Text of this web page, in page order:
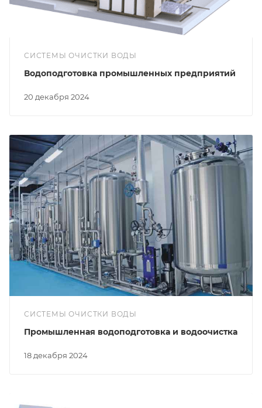
СИСТЕМЫ ОЧИСТКИ ВОДЫ
20 декабря 2024
Водоподготовка промышленных предприятий
СИСТЕМЫ ОЧИСТКИ ВОДЫ
18 декабря 2024
Промышленная водоподготовка и водоочистка